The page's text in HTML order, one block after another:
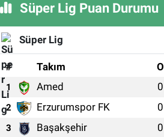
Süper Lig Puan Durumu
Süper Lig
# Takım O
1 Amed 0
2 Erzurumspor FK 0
3 Başakşehir 0